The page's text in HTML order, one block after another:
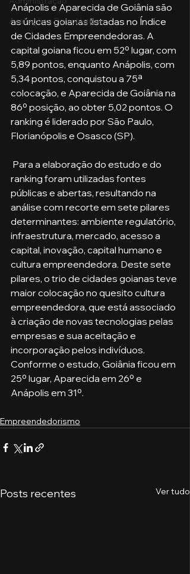
Avaliações Psicológicas
Anápolis e Aparecida de Goiânia são
as únicas goianas listadas no Índice
de Cidades Empreendedoras. A
capital goiana ficou em 52º lugar, com
5,89 pontos, enquanto Anápolis, com
5,34 pontos, conquistou a 75ª
colocação, e Aparecida de Goiânia na
86º posição, ao obter 5,02 pontos. O
ranking é liderado por São Paulo,
Florianópolis e Osasco (SP).
ranking foram utilizadas fontes
públicas e abertas, resultando na
análise com recorte em sete pilares
determinantes: ambiente regulatório,
infraestrutura, mercado, acesso a
capital, inovação, capital humano e
cultura empreendedora. Deste sete
pilares, o trio de cidades goianas teve
maior colocação no quesito cultura
empreendedora, que está associado
à criação de novas tecnologias pelas
empresas e sua aceitação e
incorporação pelos indivíduos.
Conforme o estudo, Goiânia ficou em
25º lugar, Aparecida em 26º e
Anápolis em 31º.
Empreendedorismo
Posts recentes Ver tudo